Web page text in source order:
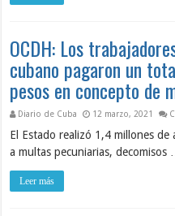
OCDH: Los
cubano pagaron un
pesos en concepto de
Diario de Cuba 12 marzo, 2021
El Estado realizó 1,4 millones
a multas pecuniarias, decomisos …
Leer más